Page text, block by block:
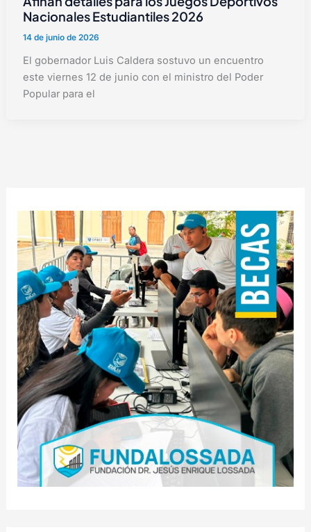
Nacionales Estudiantiles 2026
14 de junio de 2026
El gobernador Luis Caldera sostuvo un encuentro
este viernes 12 de junio con el ministro del Poder
Popular para el